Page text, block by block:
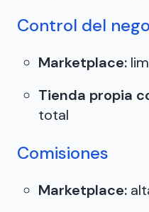
Control del
Marketplace:
Tienda propia
total
Comisiones
Marketplace: